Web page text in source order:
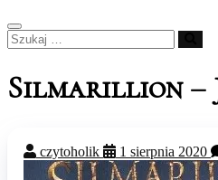
Szukaj
…
Silmarillion –
czytoholik 1 sierpnia 2020